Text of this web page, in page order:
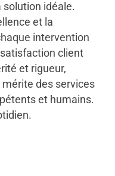
idéale.
et la
intervention
client
et rigueur,
des services
et humains.